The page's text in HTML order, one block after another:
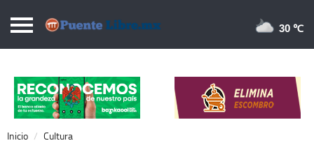
Puentelibre.mx
Local
Nacional
Opinión
30 ℃
Inicio Cultura